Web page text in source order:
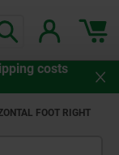
costs
FOOT RIGHT